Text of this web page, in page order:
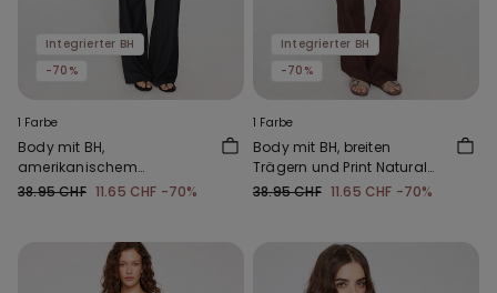
Integrierter BH
-70%
1 Farbe
Body mit BH,
amerikanischem
Ausschnitt und Print
38.95 CHF 11.65 CHF -70%
Integrierter BH
-70%
1 Farbe
Body mit BH, breiten
Trägern und Print Natural
Lifting 2-in-1
38.95 CHF 11.65 CHF -70%